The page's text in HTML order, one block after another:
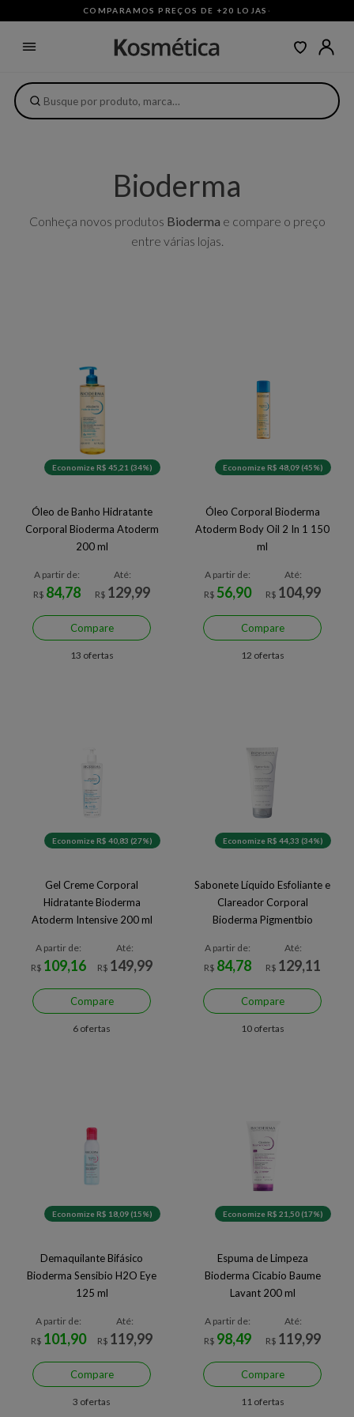
COMPARAMOS PREÇOS DE +20 LOJAS ·
Bioderma
Conheça novos produtos Bioderma e compare o preço
entre várias lojas.
Economize R$ 45,21 (34%)
Óleo de Banho Hidratante
Corporal Bioderma Atoderm
200 ml
A partir de:
R$ 84,78
Até:
R$ 129,99
Compare
13 ofertas
Economize R$ 48,09 (45%)
Óleo Corporal Bioderma
Atoderm Body Oil 2 In 1 150
ml
A partir de:
R$ 56,90
Até:
R$ 104,99
Compare
12 ofertas
Economize R$ 40,83 (27%)
Gel Creme Corporal
Hidratante Bioderma
Atoderm Intensive 200 ml
A partir de:
R$ 109,16
Até:
R$ 149,99
Compare
6 ofertas
Economize R$ 44,33 (34%)
Sabonete Líquido Esfoliante e
Clareador Corporal
Bioderma Pigmentbio
A partir de:
R$ 84,78
Até:
R$ 129,11
Compare
10 ofertas
Economize R$ 18,09 (15%)
Demaquilante Bifásico
Bioderma Sensibio H2O Eye
125 ml
A partir de:
R$ 101,90
Até:
R$ 119,99
Compare
3 ofertas
Economize R$ 21,50 (17%)
Espuma de Limpeza
Bioderma Cicabio Baume
Lavant 200 ml
A partir de:
R$ 98,49
Até:
R$ 119,99
Compare
11 ofertas